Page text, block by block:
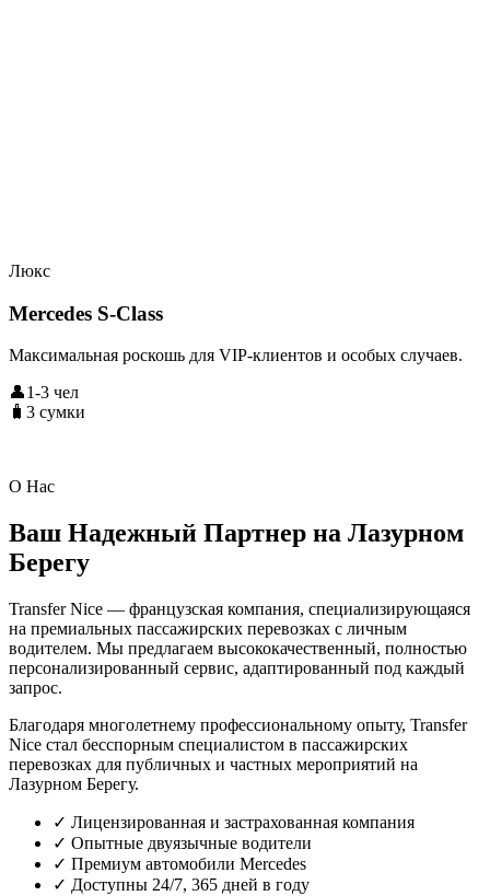
Люкс
Mercedes S-Class
Максимальная роскошь для VIP-клиентов и особых случаев.
👤1-3 чел
🧳3 сумки
О Нас
Ваш Надежный Партнер на Лазурном
Берегу
Transfer Nice — французская компания, специализирующаяся
на премиальных пассажирских перевозках с личным
водителем. Мы предлагаем высококачественный, полностью
персонализированный сервис, адаптированный под каждый
запрос.
Благодаря многолетнему профессиональному опыту, Transfer
Nice стал бесспорным специалистом в пассажирских
перевозках для публичных и частных мероприятий на
Лазурном Берегу.
✓ Лицензированная и застрахованная компания
✓ Опытные двуязычные водители
✓ Премиум автомобили Mercedes
✓ Доступны 24/7, 365 дней в году